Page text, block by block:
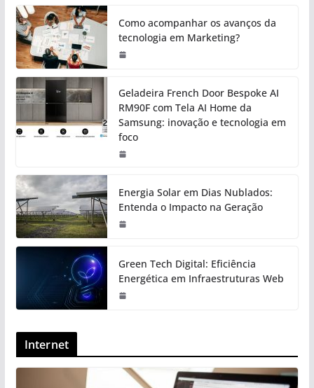
Como acompanhar os avanços da
tecnologia em Marketing?
Geladeira French Door Bespoke AI
RM90F com Tela AI Home da
Samsung: inovação e tecnologia em
foco
Energia Solar em Dias Nublados:
Entenda o Impacto na Geração
Green Tech Digital: Eficiência
Energética em Infraestruturas Web
Internet